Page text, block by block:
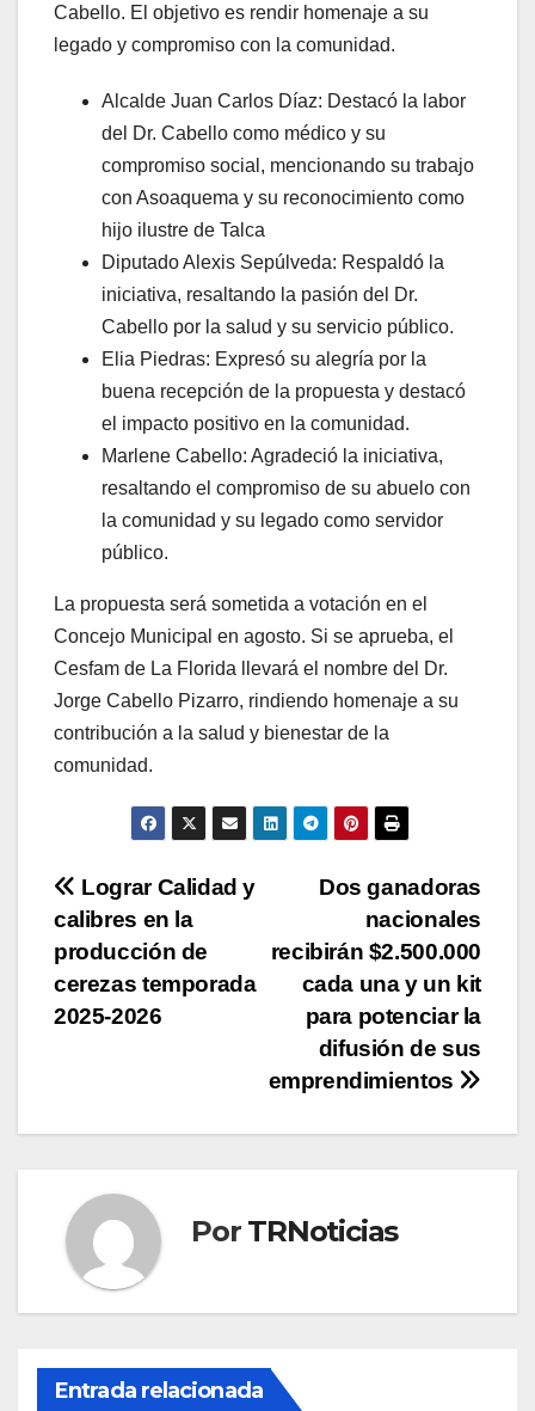
Cabello. El objetivo es rendir homenaje a su
legado y compromiso con la comunidad.
Alcalde Juan Carlos Díaz: Destacó la labor
del Dr. Cabello como médico y su
compromiso social, mencionando su trabajo
con Asoaquema y su reconocimiento como
hijo ilustre de Talca
Diputado Alexis Sepúlveda: Respaldó la
iniciativa, resaltando la pasión del Dr.
Cabello por la salud y su servicio público.
Elia Piedras: Expresó su alegría por la
buena recepción de la propuesta y destacó
el impacto positivo en la comunidad.
Marlene Cabello: Agradeció la iniciativa,
resaltando el compromiso de su abuelo con
la comunidad y su legado como servidor
público.
La propuesta será sometida a votación en el
Concejo Municipal en agosto. Si se aprueba, el
Cesfam de La Florida llevará el nombre del Dr.
Jorge Cabello Pizarro, rindiendo homenaje a su
contribución a la salud y bienestar de la
comunidad.
Navegación
de
entradas
Dos ganadoras
nacionales
recibirán $2.500.000
cada una y un kit
para potenciar la
difusión de sus
emprendimientos
Lograr Calidad y
calibres en la
producción de
cerezas temporada
2025-2026
Por TRNoticias
Entrada relacionada